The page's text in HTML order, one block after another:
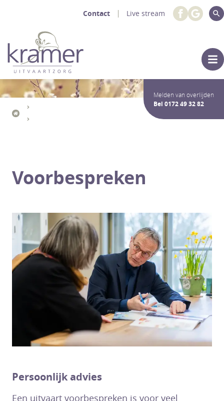
Contact Live stream
Melden van overlijden
Bel 0172 49 32 82
Uitvaartdiensten Crematie / Begrafenis
Vooraf regelen
Voorbespreken
Persoonlijk advies
Een uitvaart voorbespreken is voor veel